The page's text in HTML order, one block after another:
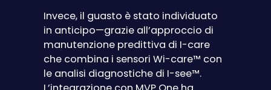
Invece, il guasto è stato individuato
in anticipo—grazie all’approccio di
manutenzione predittiva di I-care
che combina i sensori Wi-care™ con
le analisi diagnostiche di I-see™.